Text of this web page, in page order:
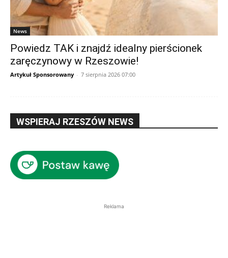
News
Powiedz TAK i znajdź idealny pierścionek
zaręczynowy w Rzeszowie!
Artykuł Sponsorowany - 7 sierpnia 2026 07:00
WSPIERAJ RZESZÓW NEWS
Reklama